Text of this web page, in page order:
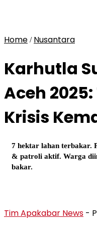
Home / Nusantara
Karhutla
Aceh
Krisis
7 hektar lahan terbakar.
& patroli aktif. Warga
bakar.
Tim Apakabar News -